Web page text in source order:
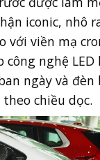
iconic, nhô
với viền mạ
công nghệ LED
ngày và đèn
chiều dọc.